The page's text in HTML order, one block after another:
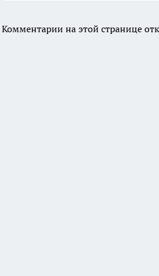
Комментарии на этой странице